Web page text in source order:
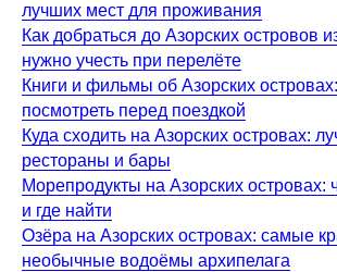
лучших мест для проживания
Как добраться до Азорских островов
нужно учесть при перелёте
Книги и фильмы об Азорских
посмотреть перед поездкой
Куда сходить на Азорских островах:
рестораны и бары
Морепродукты на Азорских островах:
и где найти
Озёра на Азорских островах: самые
необычные водоёмы архипелага